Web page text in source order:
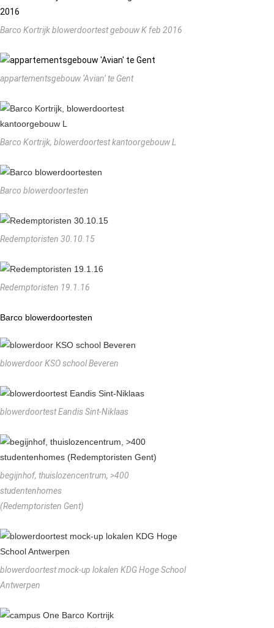
Barco Kortrijk blowerdoortest gebouw K feb 2016
appartementsgebouw ‘Avian’ te Gent
Barco Kortrijk, blowerdoortest kantoorgebouw L
Barco blowerdoortesten
Redemptoristen 30.10.15
Redemptoristen 19.1.16
Barco blowerdoortesten
blowerdoor KSO school Beveren
blowerdoortest Eandis Sint-Niklaas
begijnhof, thuislozencentrum, >400
studentenhomes
(Redemptoristen Gent)
blowerdoortest mock-up lokalen KDG Hoge School
Antwerpen